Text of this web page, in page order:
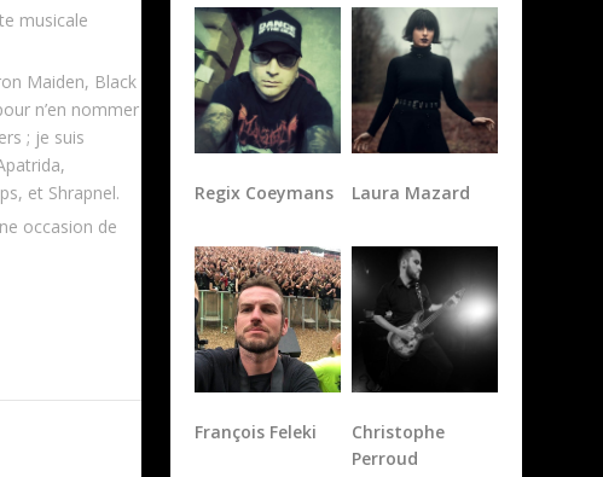
musicale
Maiden, Black
n’en nommer
; je suis
et Shrapnel.
occasion de
Regix Coeymans Laura Mazard
François Feleki
Christophe
Perroud